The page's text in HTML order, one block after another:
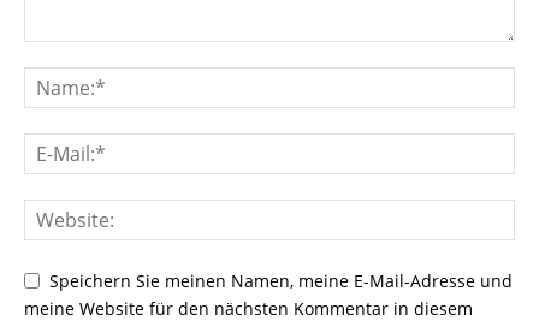
Speichern Sie meinen Namen, meine E-Mail-Adresse und
meine Website für den nächsten Kommentar in diesem